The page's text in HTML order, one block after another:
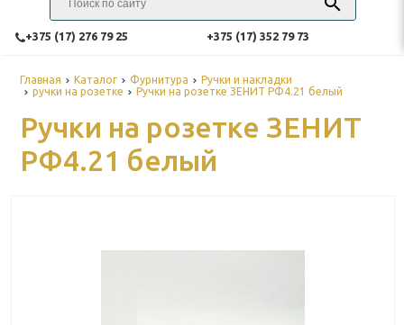
‎+375 (17) 276 79 25 ‎+375 (17) 352 79 73
Главная Каталог Фурнитура
Ручки и накладки
ручки на розетке
Ручки на розетке ЗЕНИТ РФ4.21 белый
Ручки на розетке ЗЕНИТ
РФ4.21 белый